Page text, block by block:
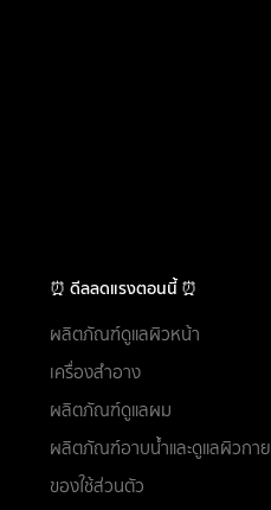
⏰ ดีลลดแรงตอนนี้ ⏰
ผลิตภัณฑ์ดูแลผิวหน้า
เครื่องสำอาง
ผลิตภัณฑ์ดูแลผม
ผลิตภัณฑ์อาบน้ำและดูแลผิวกาย
ของใช้ส่วนตัว